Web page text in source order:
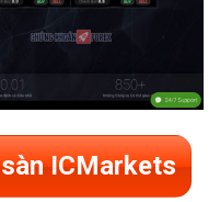
ICMarkets